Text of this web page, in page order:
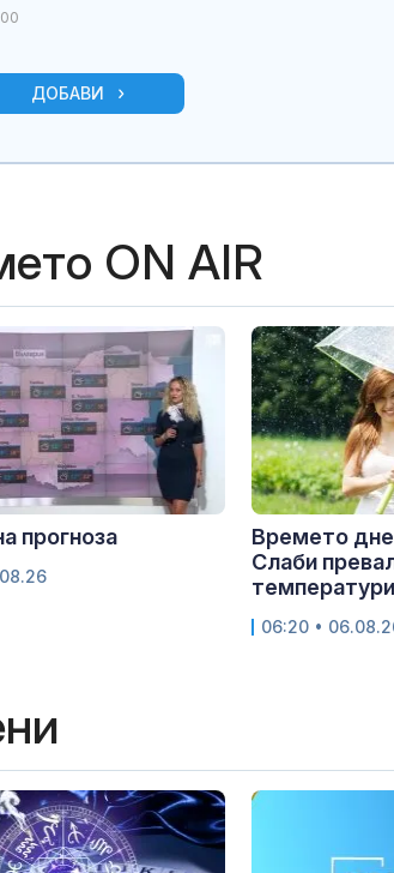
ДОБАВИ
ON AIR
прогноза
Времето
Слаби
06:20 •